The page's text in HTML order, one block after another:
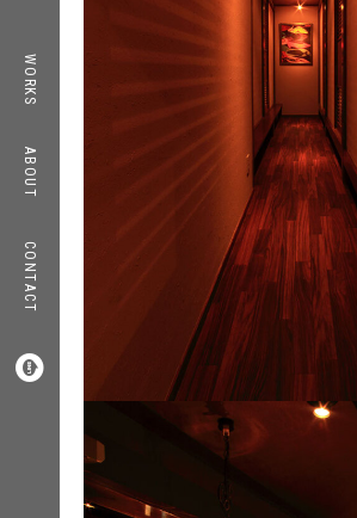
WORKS
ABOUT
CONTACT

TOP
WORKS
ABOUT
CONTACT
COMPANY
RECRUIT
INFORMATION
  